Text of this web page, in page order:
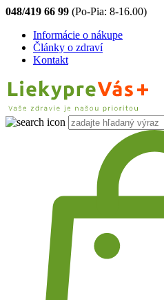
048/419 66 99 (Po-Pia: 8-16.00)
Informácie o nákupe
Články o zdraví
Kontakt